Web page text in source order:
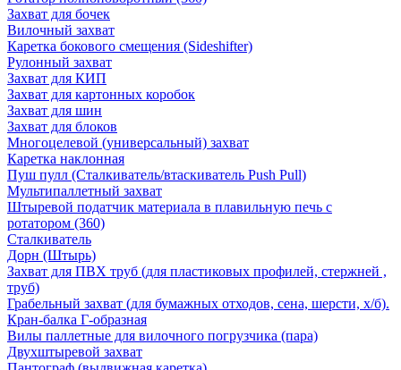
Захват для бочек
Вилочный захват
Каретка бокового смещения (Sideshifter)
Рулонный захват
Захват для КИП
Захват для картонных коробок
Захват для шин
Захват для блоков
Многоцелевой (универсальный) захват
Каретка наклонная
Пуш пулл (Сталкиватель/втаскиватель Push Pull)
Мультипаллетный захват
Штыревой податчик материала в плавильную печь с
ротатором (360)
Сталкиватель
Дорн (Штырь)
Захват для ПВХ труб (для пластиковых профилей, стержней ,
труб)
Грабельный захват (для бумажных отходов, сена, шерсти, х/б).
Кран-балка Г-образная
Вилы паллетные для вилочного погрузчика (пара)
Двухштыревой захват